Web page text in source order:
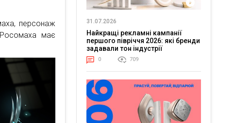
персонаж
Росомаха має
31.07.2026
Найкращі рекламні кампанії
першого півріччя 2026: які бренди
задавали тон індустрії
0 709